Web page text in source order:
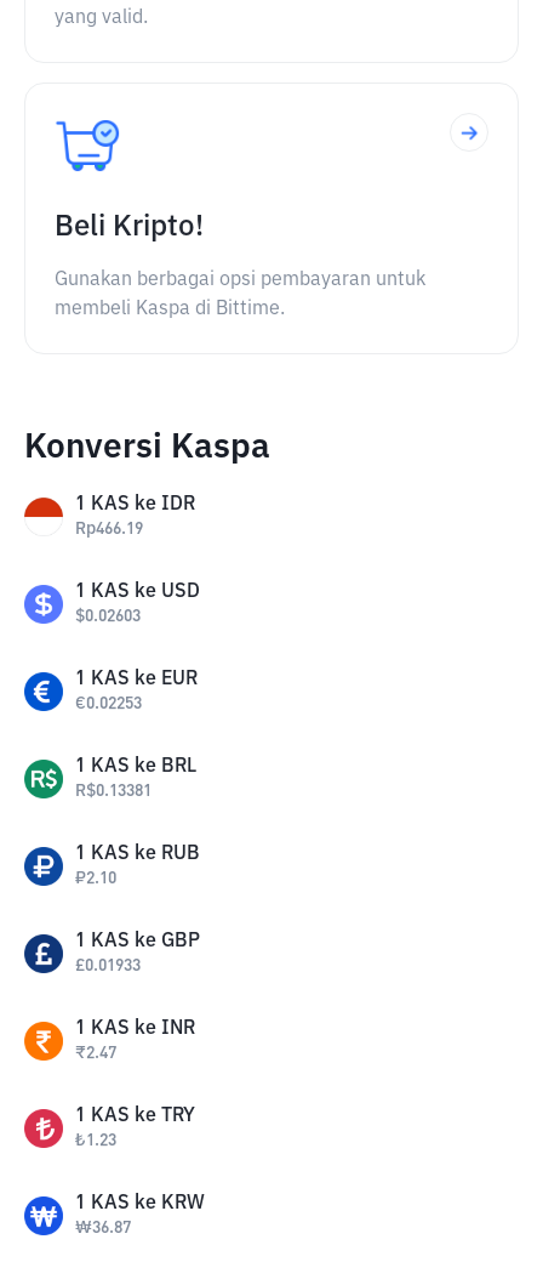
yang valid.
Beli Kripto!
Gunakan berbagai opsi pembayaran untuk
membeli Kaspa di Bittime.
Konversi Kaspa
1 KAS ke IDR
Rp466.19
1 KAS ke USD
$0.02603
1 KAS ke EUR
€0.02253
1 KAS ke BRL
R$0.13381
1 KAS ke RUB
₽2.10
1 KAS ke GBP
£0.01933
1 KAS ke INR
₹2.47
1 KAS ke TRY
₺1.23
1 KAS ke KRW
₩36.87